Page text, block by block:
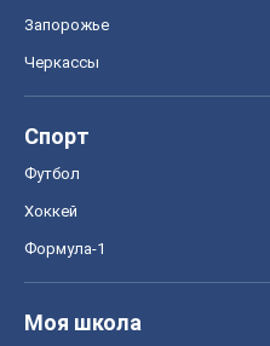
Запорожье
Черкассы
Спорт
Футбол
Хоккей
Формула-1
Моя школа